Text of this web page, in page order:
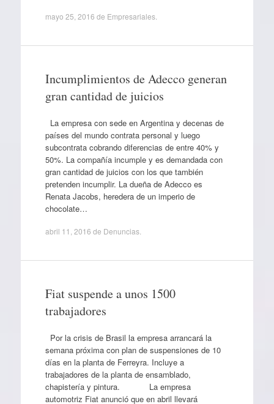
mayo 25, 2016 de Empresariales.
Incumplimientos de Adecco generan
gran cantidad de juicios
La empresa con sede en Argentina y decenas de
países del mundo contrata personal y luego
subcontrata cobrando diferencias de entre 40% y
50%. La compañía incumple y es demandada con
gran cantidad de juicios con los que también
pretenden incumplir. La dueña de Adecco es
Renata Jacobs, heredera de un imperio de
chocolate…
abril 11, 2016 de Denuncias.
Fiat suspende a unos 1500
trabajadores
Por la crisis de Brasil la empresa arrancará la
semana próxima con plan de suspensiones de 10
días en la planta de Ferreyra. Incluye a
trabajadores de la planta de ensamblado,
chapistería y pintura. La empresa
automotriz Fiat anunció que en abril llevará